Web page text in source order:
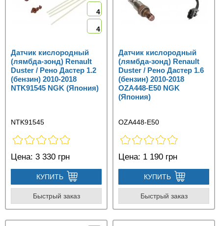
4
4
Датчик кислородный
(лямбда-зонд) Renault
Duster / Рено Дастер 1.2
(бензин) 2010-2018
NTK91545 NGK (Япония)
NTK91545
Цена: 3 330 грн
КУПИТЬ
Быстрый заказ
Датчик кислородный
(лямбда-зонд) Renault
Duster / Рено Дастер 1.6
(бензин) 2010-2018
OZA448-E50 NGK
(Япония)
OZA448-E50
Цена: 1 190 грн
КУПИТЬ
Быстрый заказ